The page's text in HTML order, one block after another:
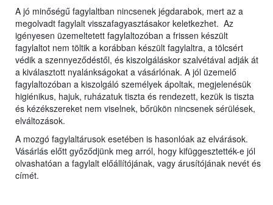
A jó minőségű fagylaltban nincsenek jégdarabok, mert az a
megolvadt fagylalt visszafagyasztásakor keletkezhet. Az
igényesen üzemeltetett fagylaltozóban a frissen készült
fagylaltot nem töltik a korábban készült fagylaltra, a tölcsért
védik a szennyeződéstől, és kiszolgáláskor szalvétával adják át
a kiválasztott nyalánkságokat a vásárlónak. A jól üzemelő
fagylaltozóban a kiszolgáló személyek ápoltak, megjelenésük
higiénikus, hajuk, ruházatuk tiszta és rendezett, kezük is tiszta
és kézékszereket nem viselnek, bőrükön nincsenek sérülések,
elváltozások.
A mozgó fagylaltárusok esetében is hasonlóak az elvárások.
Vásárlás előtt győződjünk meg arról, hogy kifüggesztették-e jól
olvashatóan a fagylalt előállítójának, vagy árusítójának nevét és
címét.